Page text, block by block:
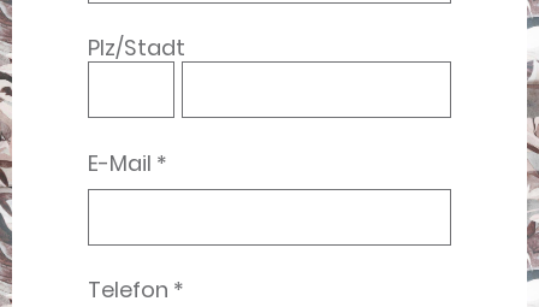
Plz/Stadt
E-Mail *
Telefon *